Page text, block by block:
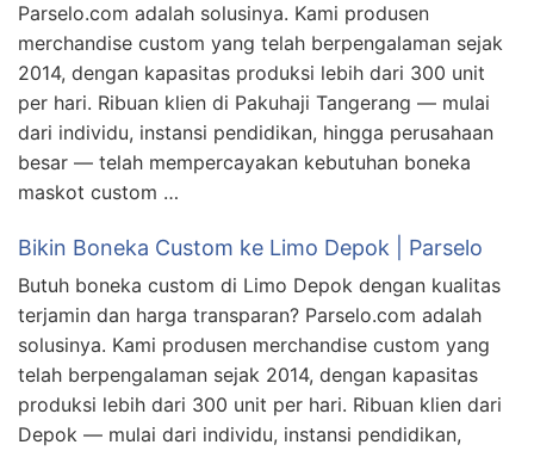
Parselo.com adalah solusinya. Kami produsen
merchandise custom yang telah berpengalaman sejak
2014, dengan kapasitas produksi lebih dari 300 unit
per hari. Ribuan klien di Pakuhaji Tangerang — mulai
dari individu, instansi pendidikan, hingga perusahaan
besar — telah mempercayakan kebutuhan boneka
maskot custom …
Bikin Boneka Custom ke Limo Depok | Parselo
Butuh boneka custom di Limo Depok dengan kualitas
terjamin dan harga transparan? Parselo.com adalah
solusinya. Kami produsen merchandise custom yang
telah berpengalaman sejak 2014, dengan kapasitas
produksi lebih dari 300 unit per hari. Ribuan klien dari
Depok — mulai dari individu, instansi pendidikan,